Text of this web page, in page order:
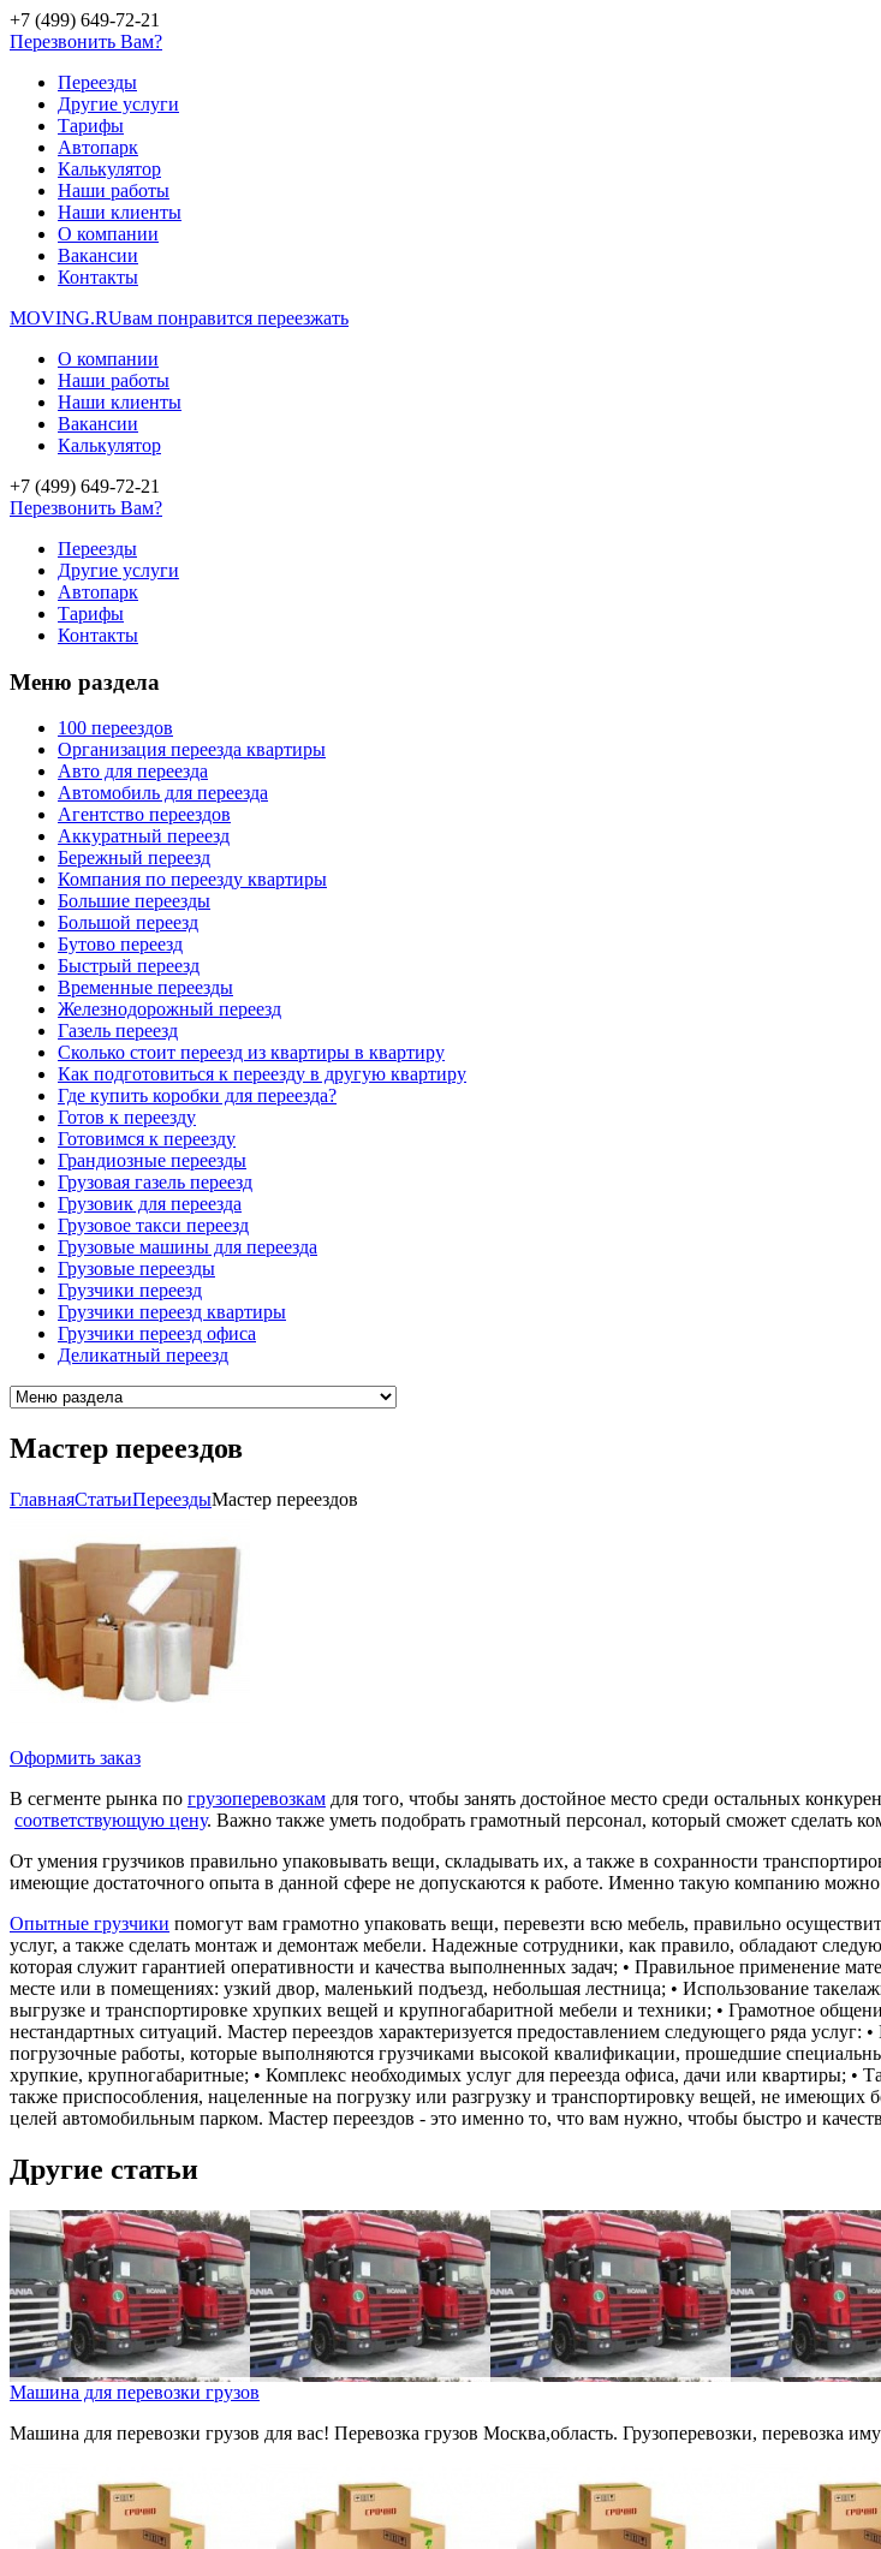
+7 (499) 649-72-21
Перезвонить Вам?
Переезды
Другие услуги
Тарифы
Автопарк
Калькулятор
Наши работы
Наши клиенты
О компании
Вакансии
Контакты
MOVING.RUвам понравится переезжать
О компании
Наши работы
Наши клиенты
Вакансии
Калькулятор
+7 (499) 649-72-21
Перезвонить Вам?
Переезды
Другие услуги
Автопарк
Тарифы
Контакты
Меню раздела
100 переездов
Организация переезда квартиры
Авто для переезда
Автомобиль для переезда
Агентство переездов
Аккуратный переезд
Бережный переезд
Компания по переезду квартиры
Большие переезды
Большой переезд
Бутово переезд
Быстрый переезд
Временные переезды
Железнодорожный переезд
Газель переезд
Сколько стоит переезд из квартиры в квартиру
Как подготовиться к переезду в другую квартиру
Где купить коробки для переезда?
Готов к переезду
Готовимся к переезду
Грандиозные переезды
Грузовая газель переезд
Грузовик для переезда
Грузовое такси переезд
Грузовые машины для переезда
Грузовые переезды
Грузчики переезд
Грузчики переезд квартиры
Грузчики переезд офиса
Деликатный переезд
Мастер переездов
ГлавнаяCтатьиПереездыМастер переездов
Оформить заказ
В сегменте рынка по грузоперевозкам для того, чтобы занять достойное место среди остальных
соответствующую цену. Важно также уметь подобрать грамотный персонал, который сможет сделать
От умения грузчиков правильно упаковывать вещи, складывать их, а также в сохранности
имеющие достаточного опыта в данной сфере не допускаются к работе. Именно такую компанию можно
Опытные грузчики помогут вам грамотно упаковать вещи, перевезти всю мебель, правильно
услуг, а также сделать монтаж и демонтаж мебели. Надежные сотрудники, как правило, обладают
которая служит гарантией оперативности и качества выполненных задач; • Правильное применение
месте или в помещениях: узкий двор, маленький подъезд, небольшая лестница; • Использование
выгрузке и транспортировке хрупких вещей и крупногабаритной мебели и техники; • Грамотное
нестандартных ситуаций. Мастер переездов характеризуется предоставлением следующего ряда
погрузочные работы, которые выполняются грузчиками высокой квалификации, прошедшие
хрупкие, крупногабаритные; • Комплекс необходимых услуг для переезда офиса, дачи или квартиры; •
также приспособления, нацеленные на погрузку или разгрузку и транспортировку вещей, не имеющих
целей автомобильным парком. Мастер переездов - это именно то, что вам нужно, чтобы быстро и
Другие статьи
Машина для перевозки грузов
Машина для перевозки грузов для вас! Перевозка грузов Москва,область. Грузоперевозки, перевозка